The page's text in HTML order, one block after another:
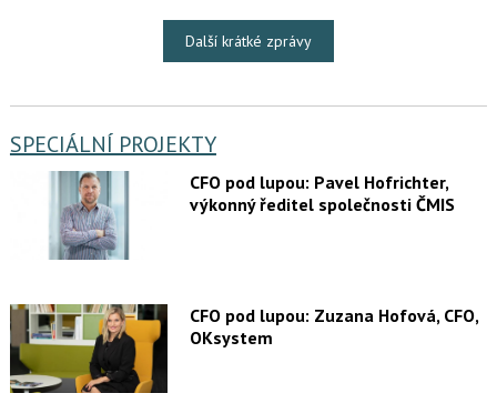
Další krátké zprávy
SPECIÁLNÍ PROJEKTY
CFO pod lupou: Pavel Hofrichter,
výkonný ředitel společnosti ČMIS
CFO pod lupou: Zuzana Hofová, CFO,
OKsystem